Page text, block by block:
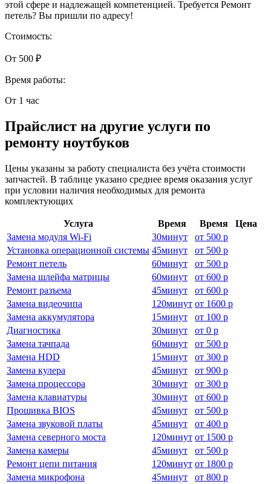
этой сфере и надлежащей компетенцией. Требуется Ремонт
петель? Вы пришли по адресу!
Стоимость:
От 500 ₽
Время работы:
От 1 час
Прайслист на другие услуги по
ремонту ноутбуков
Цены указаны за работу специалиста без учёта стоимости
запчастей. В таблице указано среднее время оказания услуг
при условии наличия необходимых для ремонта
комплектующих
Услуга Время Время
Цена
Замена модуля Wi-Fi
30минут от 500 р
Установка операционной системы 45минут от 500 р
Ремонт петель
60минут от 500 р
Замена шлейфа матрицы
60минут от 600 р
Ремонт разъема
45минут от 600 р
Замена видеочипа
120минут от 1600 р
Замена аккумулятора
15минут от 100 р
Диагностика
30минут от 0 р
Замена тачпада
60минут от 500 р
Замена HDD
15минут от 300 р
Замена кулера
45минут от 900 р
Замена процессора
30минут от 300 р
Замена клавиатуры
30минут от 600 р
Прошивка BIOS
45минут от 500 р
Замена звуковой платы
45минут от 400 р
Замена северного моста
120минут от 1500 р
Замена камеры
45минут от 500 р
Ремонт цепи питания
120минут от 1800 р
Замена микрофона
45минут от 800 р